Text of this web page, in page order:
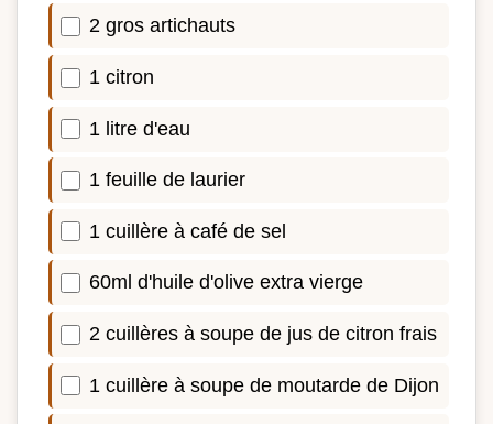
2 gros artichauts
1 citron
1 litre d'eau
1 feuille de laurier
1 cuillère à café de sel
60ml d'huile d'olive extra vierge
2 cuillères à soupe de jus de citron frais
1 cuillère à soupe de moutarde de Dijon